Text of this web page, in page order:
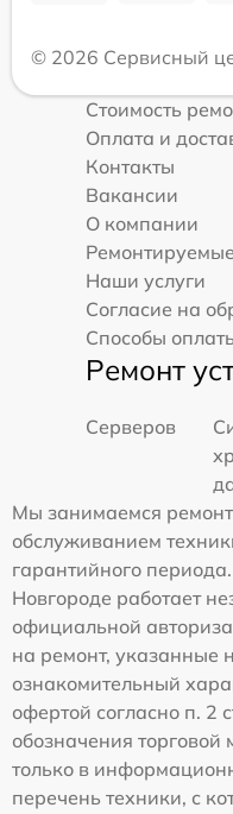
© 2026 Сервисный
Стоимость
Оплата и
Контакты
Вакансии
О компании
Наши услуги
Согласие на
Способы
Ремонт
Серверов
Мы занимаемся
обслуживанием
гарантийного
Новгороде работает
официальной
на ремонт, указанные
ознакомительный
офертой согласно п. 2
обозначения
только в
перечень техники, с